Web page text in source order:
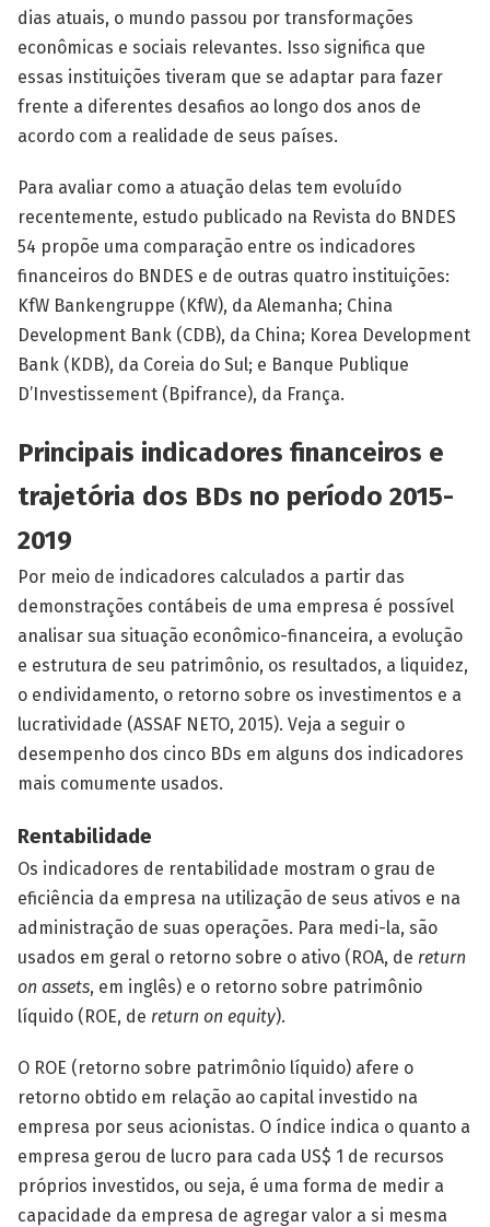
dias atuais, o mundo passou por transformações
econômicas e sociais relevantes. Isso significa que
essas instituições tiveram que se adaptar para fazer
frente a diferentes desafios ao longo dos anos de
acordo com a realidade de seus países.
Para avaliar como a atuação delas tem evoluído
recentemente, estudo publicado na Revista do BNDES
54 propõe uma comparação entre os indicadores
financeiros do BNDES e de outras quatro instituições:
KfW Bankengruppe (KfW), da Alemanha; China
Development Bank (CDB), da China; Korea Development
Bank (KDB), da Coreia do Sul; e Banque Publique
D’Investissement (Bpifrance), da França.
Principais indicadores financeiros e
trajetória dos BDs no período 2015-
2019
Por meio de indicadores calculados a partir das
demonstrações contábeis de uma empresa é possível
analisar sua situação econômico-financeira, a evolução
e estrutura de seu patrimônio, os resultados, a liquidez,
o endividamento, o retorno sobre os investimentos e a
lucratividade (ASSAF NETO, 2015). Veja a seguir o
desempenho dos cinco BDs em alguns dos indicadores
mais comumente usados.
Rentabilidade
Os indicadores de rentabilidade mostram o grau de
eficiência da empresa na utilização de seus ativos e na
administração de suas operações. Para medi-la, são
usados em geral o retorno sobre o ativo (ROA, de return
on assets, em inglês) e o retorno sobre patrimônio
líquido (ROE, de return on equity).
O ROE (retorno sobre patrimônio líquido) afere o
retorno obtido em relação ao capital investido na
empresa por seus acionistas. O índice indica o quanto a
empresa gerou de lucro para cada US$ 1 de recursos
próprios investidos, ou seja, é uma forma de medir a
capacidade da empresa de agregar valor a si mesma